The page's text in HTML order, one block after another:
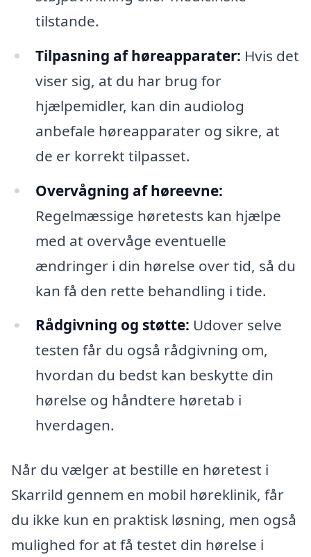
tilstande.
Tilpasning af høreapparater: Hvis det
viser sig, at du har brug for
hjælpemidler, kan din audiolog
anbefale høreapparater og sikre, at
de er korrekt tilpasset.
Overvågning af høreevne:
Regelmæssige høretests kan hjælpe
med at overvåge eventuelle
ændringer i din hørelse over tid, så du
kan få den rette behandling i tide.
Rådgivning og støtte: Udover selve
testen får du også rådgivning om,
hvordan du bedst kan beskytte din
hørelse og håndtere høretab i
hverdagen.
Når du vælger at bestille en høretest i
Skarrild gennem en mobil høreklinik, får
du ikke kun en praktisk løsning, men også
mulighed for at få testet din hørelse i